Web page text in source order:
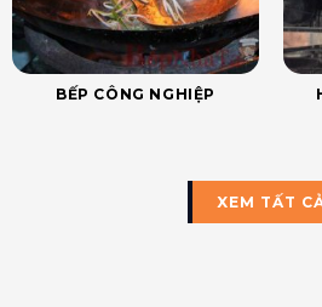
BẾP CÔNG NGHIỆP
XEM TẤT